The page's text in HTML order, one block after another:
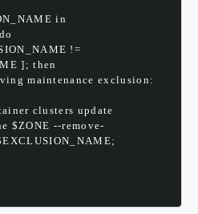
in
!=
]; then
exclusion:
update
$ZONE --remove-